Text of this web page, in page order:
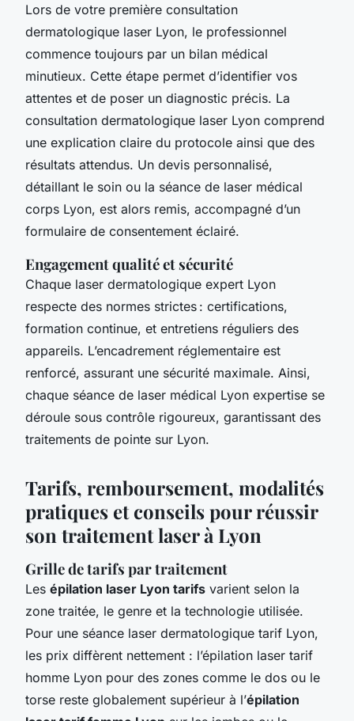
Lors de votre première consultation
dermatologique laser Lyon, le professionnel
commence toujours par un bilan médical
minutieux. Cette étape permet d’identifier vos
attentes et de poser un diagnostic précis. La
consultation dermatologique laser Lyon comprend
une explication claire du protocole ainsi que des
résultats attendus. Un devis personnalisé,
détaillant le soin ou la séance de laser médical
corps Lyon, est alors remis, accompagné d’un
formulaire de consentement éclairé.
Engagement qualité et sécurité
Chaque laser dermatologique expert Lyon
respecte des normes strictes : certifications,
formation continue, et entretiens réguliers des
appareils. L’encadrement réglementaire est
renforcé, assurant une sécurité maximale. Ainsi,
chaque séance de laser médical Lyon expertise se
déroule sous contrôle rigoureux, garantissant des
traitements de pointe sur Lyon.
Tarifs, remboursement, modalités
pratiques et conseils pour réussir
son traitement laser à Lyon
Grille de tarifs par traitement
Les épilation laser Lyon tarifs varient selon la
zone traitée, le genre et la technologie utilisée.
Pour une séance laser dermatologique tarif Lyon,
les prix diffèrent nettement : l’épilation laser tarif
homme Lyon pour des zones comme le dos ou le
torse reste globalement supérieur à l’épilation